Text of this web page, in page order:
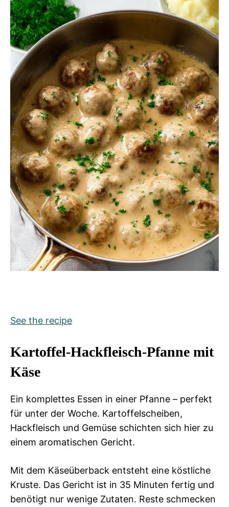
See the recipe
Kartoffel-Hackfleisch-Pfanne mit
Käse
Ein komplettes Essen in einer Pfanne – perfekt
für unter der Woche. Kartoffelscheiben,
Hackfleisch und Gemüse schichten sich hier zu
einem aromatischen Gericht.
Mit dem Käseüberback entsteht eine köstliche
Kruste. Das Gericht ist in 35 Minuten fertig und
benötigt nur wenige Zutaten. Reste schmecken